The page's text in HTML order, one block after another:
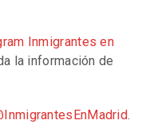
Inmigrantes en
la información de
.